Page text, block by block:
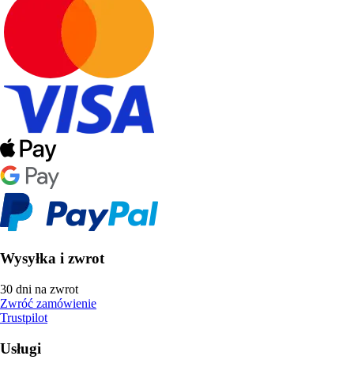
Wysyłka i zwrot
30 dni na zwrot
Zwróć zamówienie
Trustpilot
Usługi